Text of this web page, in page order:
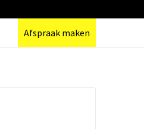
Afspraak maken